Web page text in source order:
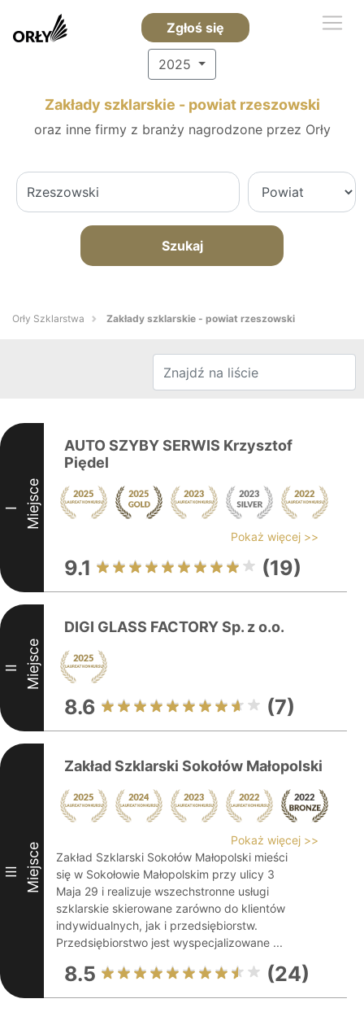
Zgłoś się
2025
Zakłady szklarskie - powiat rzeszowski
oraz inne firmy z branży nagrodzone przez Orły
Szukaj
Orły Szklarstwa Zakłady szklarskie - powiat rzeszowski
I Miejsce
AUTO SZYBY SERWIS Krzysztof
Piędel
Pokaż więcej >>
9.1 (19)
II Miejsce
DIGI GLASS FACTORY Sp. z o.o.
8.6 (7)
III Miejsce
Zakład Szklarski Sokołów Małopolski
Pokaż więcej >>
Zakład Szklarski Sokołów Małopolski mieści
się w Sokołowie Małopolskim przy ulicy 3
Maja 29 i realizuje wszechstronne usługi
szklarskie skierowane zarówno do klientów
indywidualnych, jak i przedsiębiorstw.
Przedsiębiorstwo jest wyspecjalizowane ...
8.5 (24)